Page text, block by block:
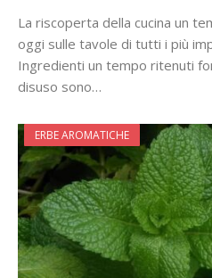
La riscoperta della cucina un
oggi sulle tavole di tutti i più
Ingredienti un tempo ritenuti
disuso sono…
ERBE AROMATICHE